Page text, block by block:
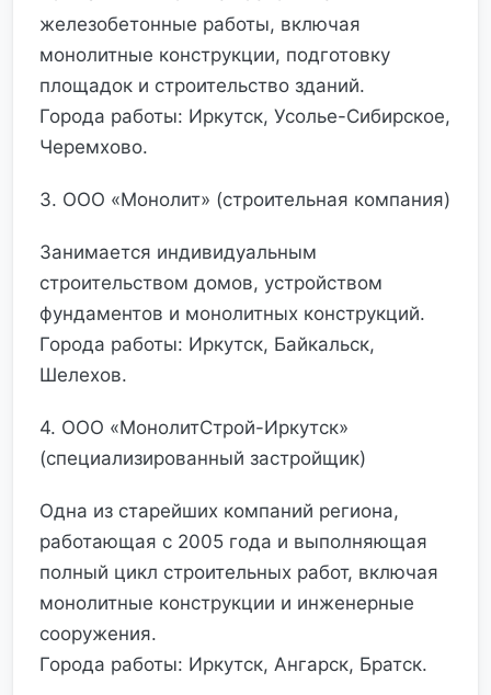
железобетонные работы, включая
монолитные конструкции, подготовку
площадок и строительство зданий.
Города работы: Иркутск, Усолье-Сибирское,
Черемхово.
3. ООО «Монолит» (строительная компания)
Занимается индивидуальным
строительством домов, устройством
фундаментов и монолитных конструкций.
Города работы: Иркутск, Байкальск,
Шелехов.
4. ООО «МонолитСтрой-Иркутск»
(специализированный застройщик)
Одна из старейших компаний региона,
работающая с 2005 года и выполняющая
полный цикл строительных работ, включая
монолитные конструкции и инженерные
сооружения.
Города работы: Иркутск, Ангарск, Братск.